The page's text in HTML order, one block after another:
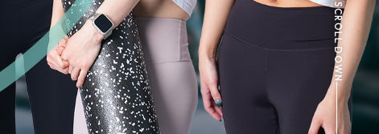
たって
SCROLL DOWN